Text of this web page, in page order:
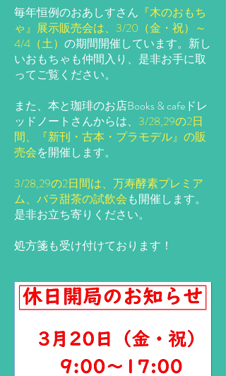
毎年恒例のおあしすさん 『木のおもち
ゃ』展示販売会は、3/20（金・祝）～
4/4（土） の期間開催しています。新し
いおもちゃも仲間入り、是非お手に取
ってご覧ください。
また、本と珈琲のお店Books & cafeドレ
ッドノートさんからは、 3/28,29の2日
間、『新刊・古本・プラモデル』の販
売会を開催します。
3/28,29の2日間は、万寿酵素プレミア
ム、バラ甜茶の試飲会も開催します。
是非お立ち寄りください。
​処方箋も受け付けております！